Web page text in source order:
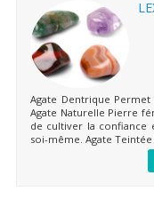
Agate Dentrique
Agate Naturelle Pierre
de cultiver la
soi-même. Agate